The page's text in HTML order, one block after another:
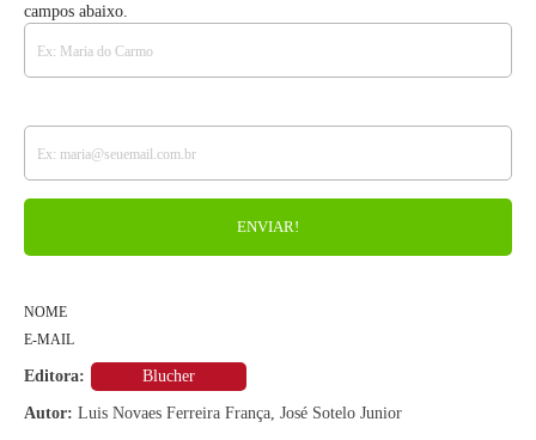
Editora: Blucher
Autor: Luis Novaes Ferreira França, José Sotelo Junior
campos abaixo.
NOME
E-MAIL